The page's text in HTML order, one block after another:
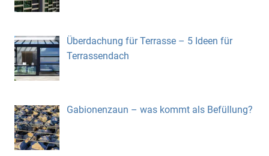
Überdachung für Terrasse – 5 Ideen für
Terrassendach
Gabionenzaun – was kommt als Befüllung?